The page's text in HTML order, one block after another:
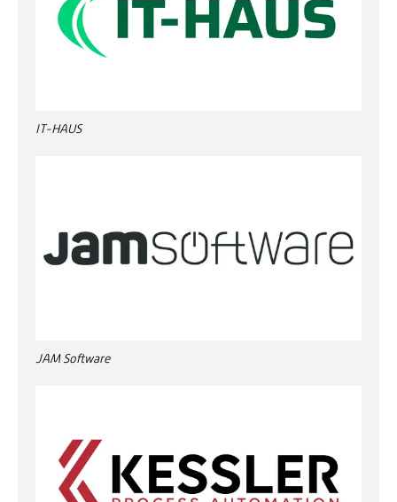
IT-HAUS
JAM Software